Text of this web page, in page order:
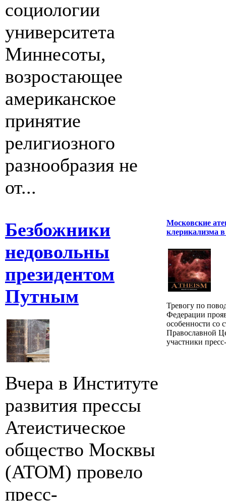
социологии
университета
Миннесоты,
возростающее
американское
принятие
религиозного
разнообразия не
от...
Безбожники
недовольны
президентом
Путным
Вчера в Институте
развития прессы
Атеистическое
общество Москвы
(ATOM) провело
пресс-
Московские
клерикализма в
Тревогу по
Федерации
особенности со
Православной
участники